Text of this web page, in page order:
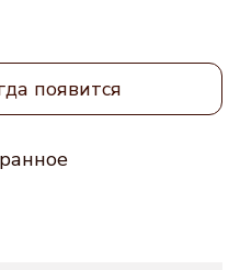
появится